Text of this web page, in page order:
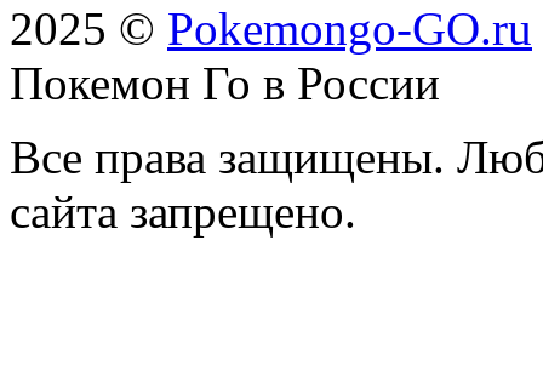
2025 © Pokemongo-GO.ru
Покемон Го в России
Все права защищены.
сайта запрещено.